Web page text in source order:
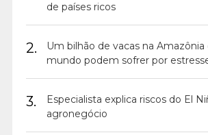
de países ricos
2.
Um bilhão de vacas na Amazônia
mundo podem sofrer por
3.
Especialista explica riscos do El
agronegócio